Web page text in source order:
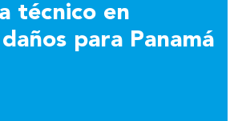
técnico en
para Panamá